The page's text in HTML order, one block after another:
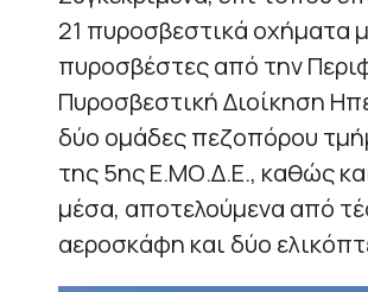
21 πυροσβεστικά οχήματα
πυροσβέστες από την
Πυροσβεστική Διοίκηση
δύο ομάδες πεζοπόρου
της 5ης Ε.ΜΟ.Δ.Ε., καθώς
μέσα, αποτελούμενα από
αεροσκάφη και δύο